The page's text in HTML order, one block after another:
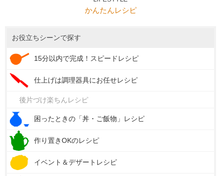
かんたんレシピ
お役立ちシーンで探す
15分以内で完成！スピードレシピ
仕上げは調理器具にお任せレシピ
後片づけ楽ちんレシピ
困ったときの「丼・ご飯物」レシピ
作り置きOKのレシピ
イベント＆デザートレシピ